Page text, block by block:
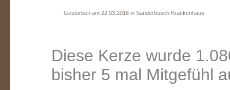
Gestorben am 22.03.2016 in Sanderbusch Krankenhaus
Diese Kerze wurde
bisher 5 mal Mitgefühl